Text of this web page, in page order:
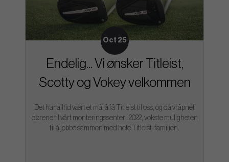
Oct 25
Endelig... Vi ønsker Titleist,
Scotty og Vokey velkommen
Det har alltid vært et mål å få Titleist til oss, og da vi åpnet
dørene til vårt monteringssenter i 2022, vokste muligheten
til å jobbe sammen med hele Titleist-familien.